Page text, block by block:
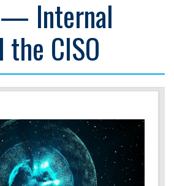
Internal
CISO